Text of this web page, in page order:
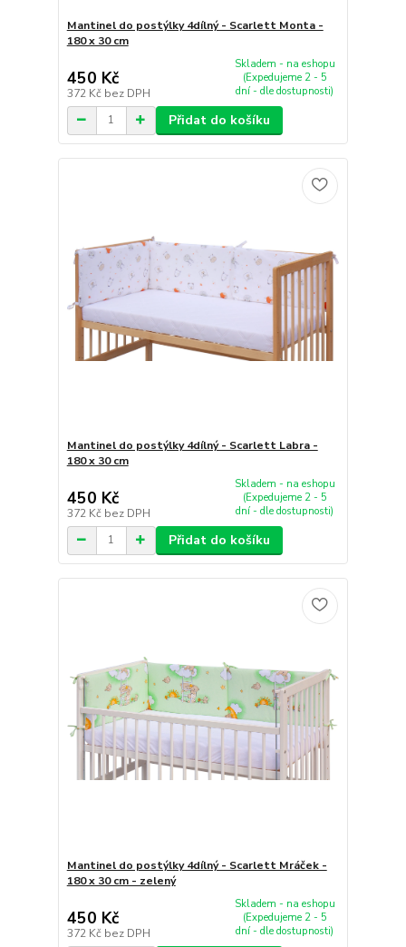
Mantinel do postýlky 4dílný - Scarlett Monta -
180 x 30 cm
450 Kč
372 Kč bez DPH
Skladem - na eshopu
(Expedujeme 2 - 5
dní - dle dostupnosti)
Přidat do košíku
Mantinel do postýlky 4dílný - Scarlett Labra -
180 x 30 cm
450 Kč
372 Kč bez DPH
Skladem - na eshopu
(Expedujeme 2 - 5
dní - dle dostupnosti)
Přidat do košíku
Mantinel do postýlky 4dílný - Scarlett Mráček -
180 x 30 cm - zelený
450 Kč
372 Kč bez DPH
Skladem - na eshopu
(Expedujeme 2 - 5
dní - dle dostupnosti)